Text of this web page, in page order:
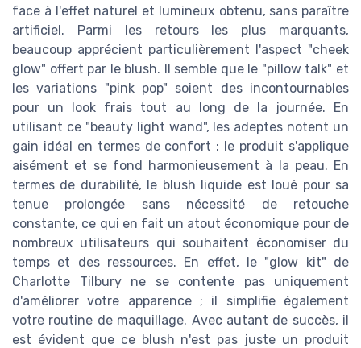
face à l'effet naturel et lumineux obtenu, sans paraître
artificiel. Parmi les retours les plus marquants,
beaucoup apprécient particulièrement l'aspect "cheek
glow" offert par le blush. Il semble que le "pillow talk" et
les variations "pink pop" soient des incontournables
pour un look frais tout au long de la journée. En
utilisant ce "beauty light wand", les adeptes notent un
gain idéal en termes de confort : le produit s'applique
aisément et se fond harmonieusement à la peau. En
termes de durabilité, le blush liquide est loué pour sa
tenue prolongée sans nécessité de retouche
constante, ce qui en fait un atout économique pour de
nombreux utilisateurs qui souhaitent économiser du
temps et des ressources. En effet, le "glow kit" de
Charlotte Tilbury ne se contente pas uniquement
d'améliorer votre apparence ; il simplifie également
votre routine de maquillage. Avec autant de succès, il
est évident que ce blush n'est pas juste un produit